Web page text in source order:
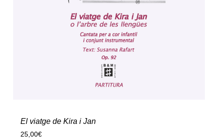
El viatge de Kira i Jan
25,00€